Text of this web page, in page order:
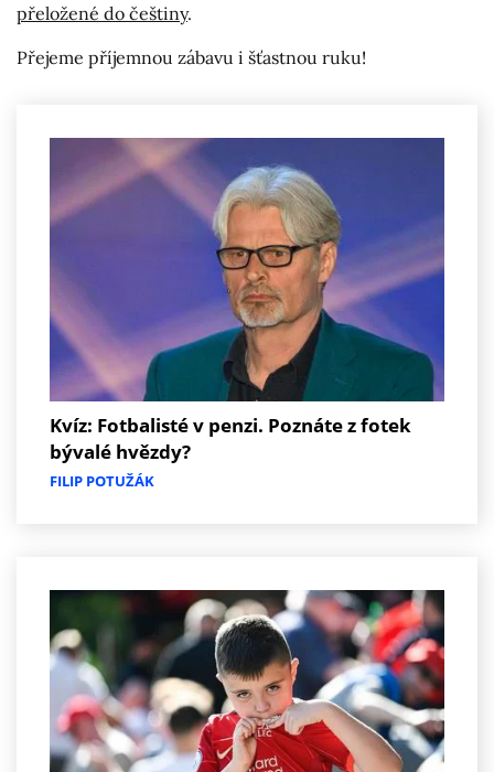
přeložené do češtiny.
Přejeme příjemnou zábavu i šťastnou ruku!
Kvíz: Fotbalisté v penzi. Poznáte z fotek
bývalé hvězdy?
FILIP POTUŽÁK